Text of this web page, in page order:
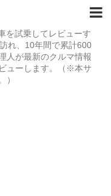
を試乗してレビューす
れ、10年間で累計600
人が最新のクルマ情報
ューします。（※本サ
）